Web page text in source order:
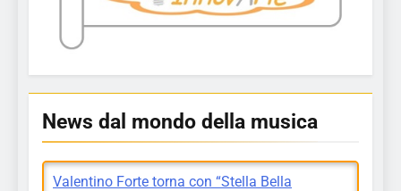
News dal mondo della musica
Valentino Forte torna con “Stella Bella